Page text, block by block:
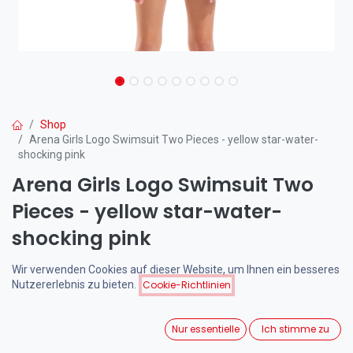
Shop
Arena Girls Logo Swimsuit Two Pieces - yellow star-water-
shocking pink
Arena Girls Logo Swimsuit Two
Pieces - yellow star-water-
shocking pink
(0 Rezension)
Der Arena Girls Logo Swimsuit Two Pieces in Yellow Star-Water-
Mit hochwertigem, chlorresistentem Material und modischem
Design bietet er optimalen Komfort und Bewegungsfreiheit beim
Wir verwenden Cookies auf dieser Website, um Ihnen ein besseres
Nutzererlebnis zu bieten.
Cookie-Richtlinien
Nur essentielle Ich stimme zu